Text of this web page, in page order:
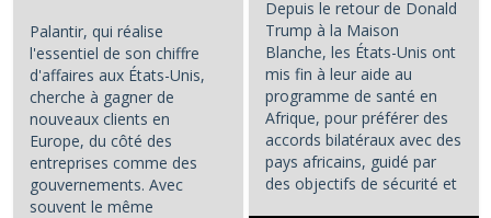
Depuis le retour de Donald
Trump à la Maison
Blanche, les États-Unis ont
mis fin à leur aide au
programme de santé en
Afrique, pour préférer des
accords bilatéraux avec des
pays africains, guidé par
des objectifs de sécurité et
Palantir, qui réalise
l'essentiel de son chiffre
d'affaires aux États-Unis,
cherche à gagner de
nouveaux clients en
Europe, du côté des
entreprises comme des
gouvernements. Avec
souvent le même